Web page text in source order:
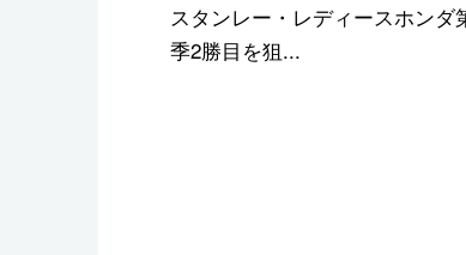
スタンレー・レディースホンダ
季2勝目を狙...